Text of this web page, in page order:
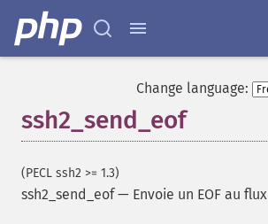
Change language:
ssh2_send_eof
(PECL ssh2 >= 1.3)
ssh2_send_eof— Envoie un EOF au flux